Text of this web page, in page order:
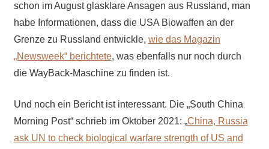
schon im August glasklare Ansagen aus Russland, man
habe Informationen, dass die USA Biowaffen an der
Grenze zu Russland entwickle, wie das Magazin
„Newsweek“ berichtete, was ebenfalls nur noch durch
die WayBack-Maschine zu finden ist.
Und noch ein Bericht ist interessant. Die „South China
Morning Post“ schrieb im Oktober 2021: „China, Russia
ask UN to check biological warfare strength of US and